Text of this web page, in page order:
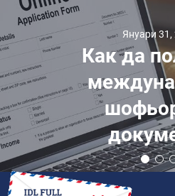
Януари 31,
Как да